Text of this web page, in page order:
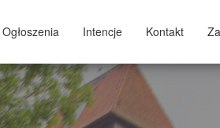
Ogłoszenia Intencje Kontakt